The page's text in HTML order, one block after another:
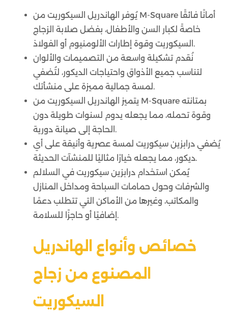
يُوفر الهاندريل السيكوريت من M-Square أمانًا فائقًا
خاصةً لكبار السن والأطفال، بفضل صلابة الزجاج
السيكوريت وقوة إطارات الألومنيوم أو الفولاذ.
نُقدم تشكيلة واسعة من التصميمات والألوان
لتناسب جميع الأذواق واحتياجات الديكور، لتُضفي
لمسة جمالية مميزة على منشأتك.
يتميز الهاندريل السيكوريت من M-Square بمتانته
وقوة تحمله، مما يجعله يدوم لسنوات طويلة دون
الحاجة إلى صيانة دورية.
يُضفي درابزين سيكوريت لمسة عصرية وأنيقة على أي
ديكور، مما يجعله خيارًا مثاليًا للمنشآت الحديثة.
يُمكن استخدام درابزين سيكوريت في السلالم
والشرفات وحول حمامات السباحة ومداخل المنازل
والمكاتب، وغيرها من الأماكن التي تتطلب دعمًا
إضافيًا أو حاجزًا للسلامة.
خصائص وأنواع الهاندريل
المصنوع من زجاج
السيكوريت